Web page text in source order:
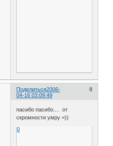
Поделиться 8
2006-
04-16 03:09:49
пасибо пасибо.... от
скромности умру =))
0